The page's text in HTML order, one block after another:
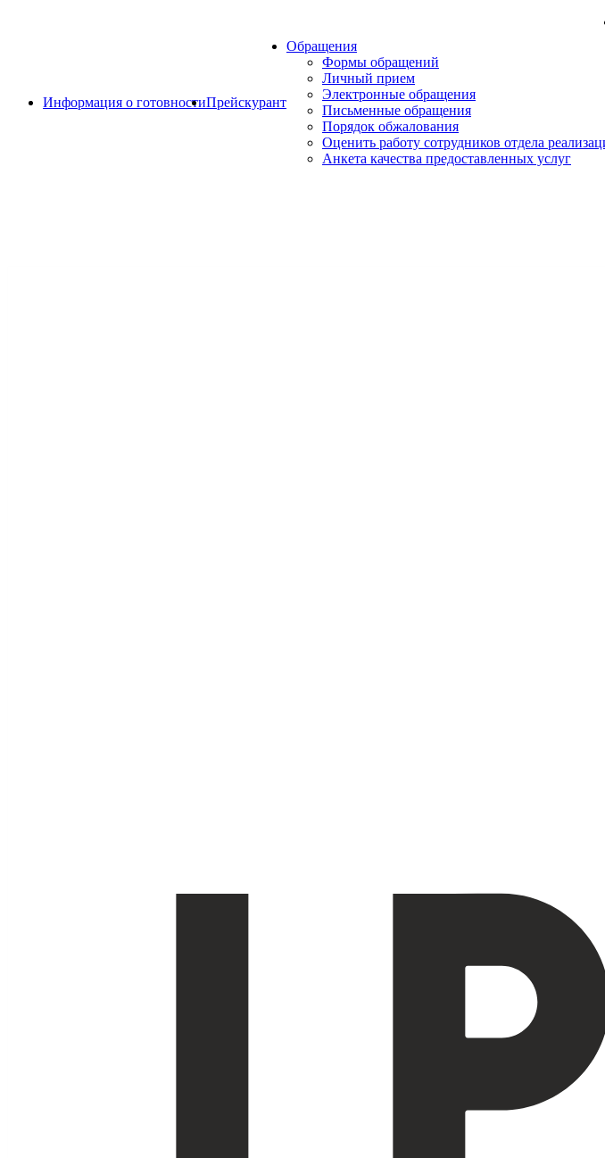
Информация о готовностиПрейскурант
Обращения
Формы обращений
Личный прием
Электронные обращения
Письменные обращения
Порядок обжалования
Оценить работу сотрудников отдела
Анкета качества предоставленных услуг